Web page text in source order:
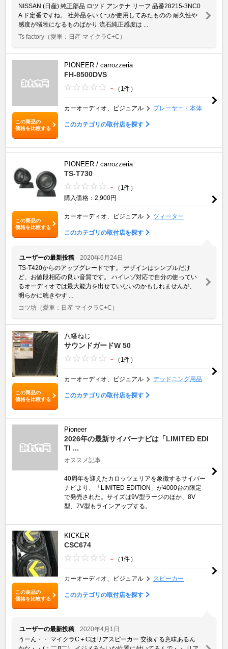
NISSAN (日産) 純正部品 ロツド アンテナ リーフ 品番28215-3NC0
A ド定番ですね。 社外品をいくつか使用してみたものの 耐久性や
感度が犠牲になるものばかり 流石純正感度は ...
Ts factory （愛車：日産 マイクラC+C）
この商品の
価格を比較する
PIONEER / carrozzeria
FH-8500DVS
- （1件）
カーオーディオ、ビジュアル プレーヤー・本体
このカテゴリの取付店を探す
この商品の
価格を比較する
PIONEER / carrozzeria
TS-T730
-
（1件）
購入価格：2,900円
カーオーディオ、ビジュアル ツィーター
このカテゴリの取付店を探す
ユーザーの最新投稿
2020年6月24日
TS-T420からのアップグレードです。 デザインはシンプルだけ
ど、お値段相応の良い音質です。 ハイレゾ対応で自分の使ってい
るオーディオでは最大能力を出せていないのかもしれませんが、
明らかに聴きやす ...
コツ坊 （愛車：日産 マイクラC+C）
この商品の
価格を比較する
八幡ねじ
サウンドガードW 50
- （1件）
カーオーディオ、ビジュアル デッドニング用品
このカテゴリの取付店を探す
Pioneer
2026年の最新サイバーナビは「LIMITED EDI
TI ...
オススメ記事
40周年を迎えたカロッツェリアを象徴するサイバー
ナビより、「LIMITED EDITION」が4000台の限定
で発売された。サイズは9V型ラージのほか、8V
型、7V型もラインアップする。
この商品の
価格を比較する
KICKER
CSC674
- （1件）
カーオーディオ、ビジュアル スピーカー
このカテゴリの取付店を探す
ユーザーの最新投稿
2020年4月1日
うーん・・ マイクラC＋Cはリアスピーカー 交換する意味あるん